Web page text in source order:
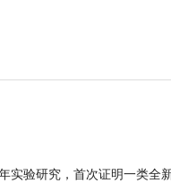
实验研究，首次证明一类全